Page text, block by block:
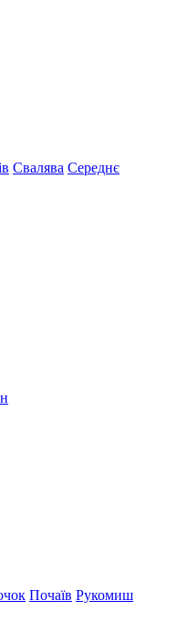
Свалява Середнє
Почаїв Рукомиш